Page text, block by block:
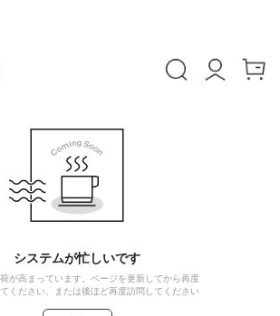
システムが忙しいです
が高まっています。ページを更新してから再度
ください、または後ほど再度訪問してください